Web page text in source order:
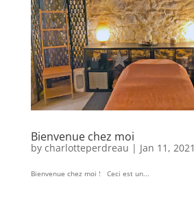
Bienvenue chez moi
by charlotteperdreau | Jan 11, 2021
Bienvenue chez moi ! Ceci est un...